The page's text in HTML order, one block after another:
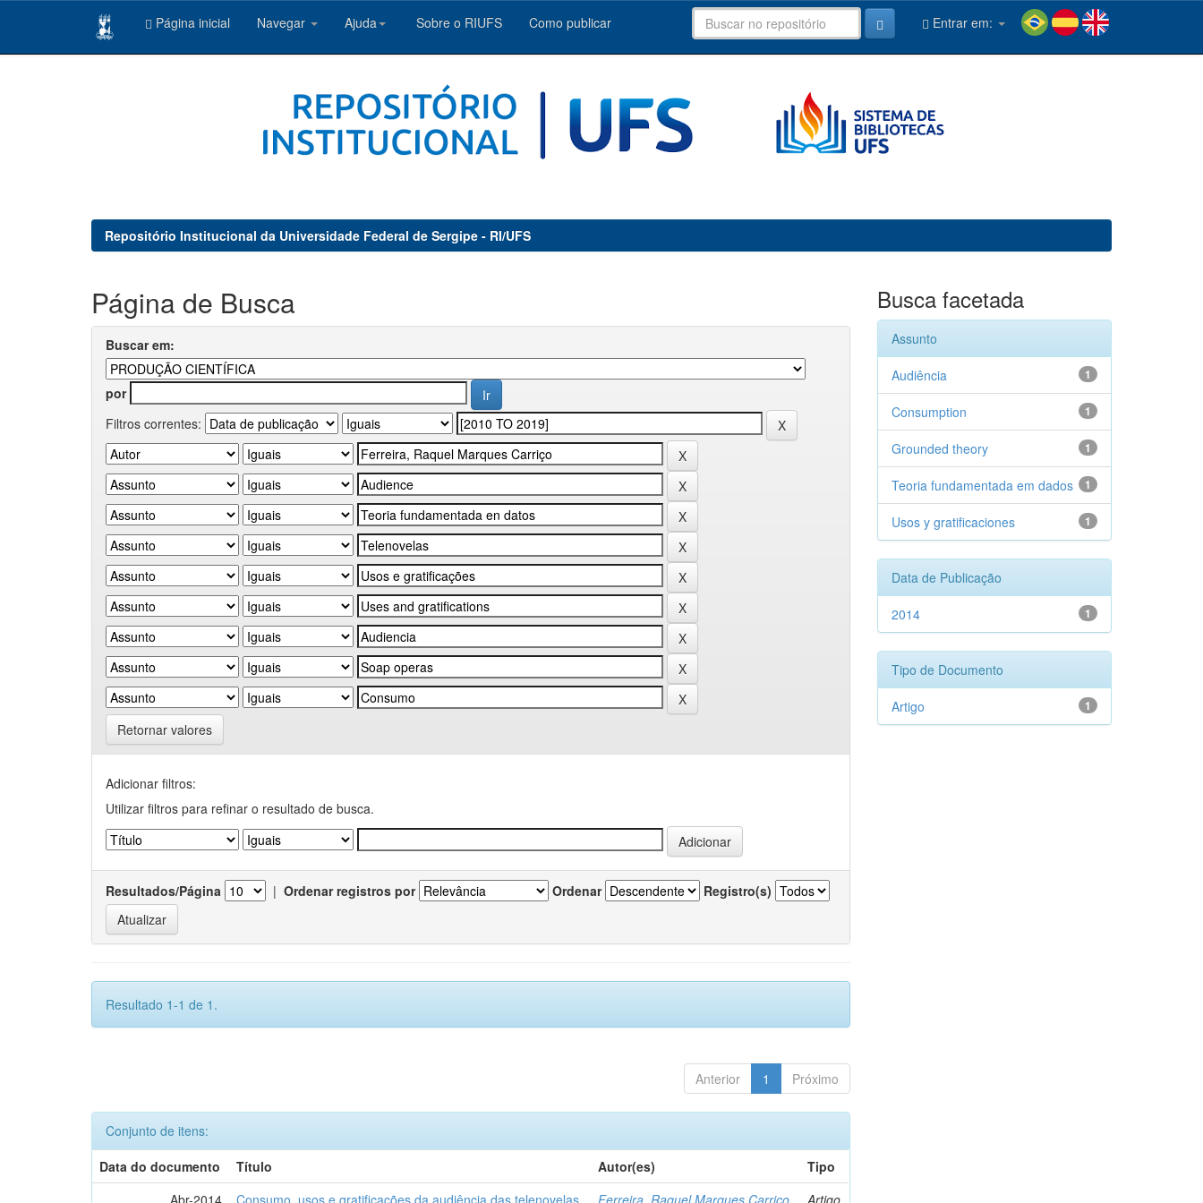
Página inicial Navegar Ajuda Sobre o RIUFS Como publicar Entrar em:
Repositório Institucional da Universidade Federal de Sergipe - RI/UFS
Página de Busca
Buscar em:
por
Filtros correntes:
Retornar valores
Adicionar filtros:
Utilizar filtros para refinar o resultado de busca.
Resultados/Página | Ordenar registros por Ordenar Registro(s)
Resultado 1-1 de 1.
Anterior 1 Próximo
Conjunto de itens:
Data do documento
Título Autor(es)
Tipo
Abr-2014
Consumo, usos e gratificações da audiência das telenovelas Ferreira, Raquel Marques Carriço Artigo
Busca facetada
Assunto
1
Audiência
1
Consumption
1
Grounded theory
1
Teoria fundamentada em dados
1
Usos y gratificaciones
Data de Publicação
1
2014
Tipo de Documento
1
Artigo